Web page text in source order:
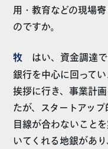
用・教育などの現場
のですか。
牧 はい、資金調達
銀行を中心に回って
挨拶に行き、事業計
たが、スタートアッ
目線が合わないこと
いてくれる地銀があ